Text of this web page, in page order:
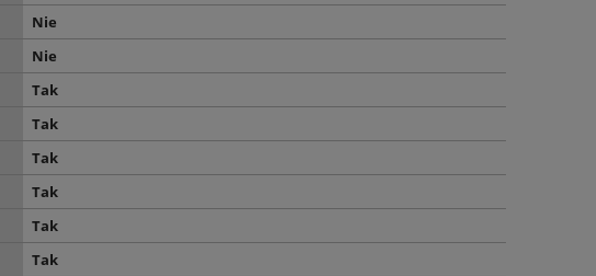
Nie
Nie
Tak
Tak
Tak
Tak
Tak
Tak